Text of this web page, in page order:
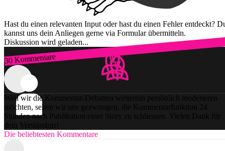
Hast du einen relevanten Input oder hast du einen Fehler entdeckt?
kannst uns dein Anliegen gerne via Formular übermitteln.
Diskussion wird geladen...
30 Kommentare
Zum Login
Weil wir die Kommentar-Debatten weiterhin persönlich moderieren
möchten, sehen wir uns gezwungen, die Kommentarfunktion 24
Stunden nach Publikation einer Story zu schliessen. Vielen Dank für
dein Verständnis!
Die beliebtesten Kommentare